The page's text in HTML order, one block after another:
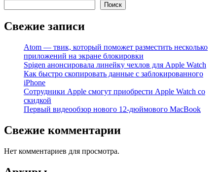
Поиск
Свежие записи
Atom — твик, который поможет разместить несколько
приложений на экране блокировки
Spigen анонсировала линейку чехлов для Apple Watch
Как быстро скопировать данные с заблокированного
iPhone
Сотрудники Apple смогут приобрести Apple Watch со
скидкой
Первый видеообзор нового 12-дюймового MacBook
Свежие комментарии
Нет комментариев для просмотра.